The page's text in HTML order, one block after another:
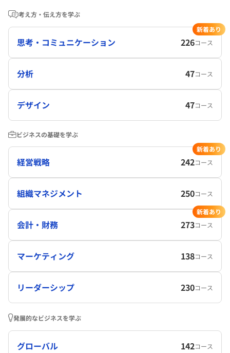
考え方・伝え方を学ぶ
思考・コミュニケーション 226コース
新着あり
分析 47コース
デザイン 47コース
ビジネスの基礎を学ぶ
経営戦略 242コース
新着あり
組織マネジメント 250コース
会計・財務 273コース
新着あり
マーケティング 138コース
リーダーシップ 230コース
発展的なビジネスを学ぶ
グローバル 142コース